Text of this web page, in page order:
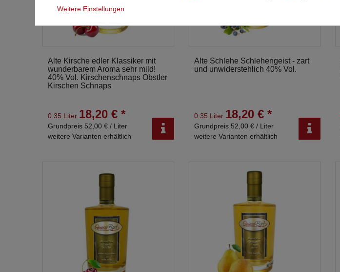
Alte Kirsche edler Klassiker mit
wunderbarem Aroma sehr mild!
40% Vol. Kirschenschnaps Obstler
Kirschen Schnaps
0.35 Liter 18,20 € *
Grundpreis 52,00 € / Liter
weitere Varianten erhältlich
Alte Schlehe Schlehengeist - zart
und unwiderstehlich 40% Vol.
0.35 Liter 18,20 € *
Grundpreis 52,00 € / Liter
weitere Varianten erhältlich
Weitere Einstellungen